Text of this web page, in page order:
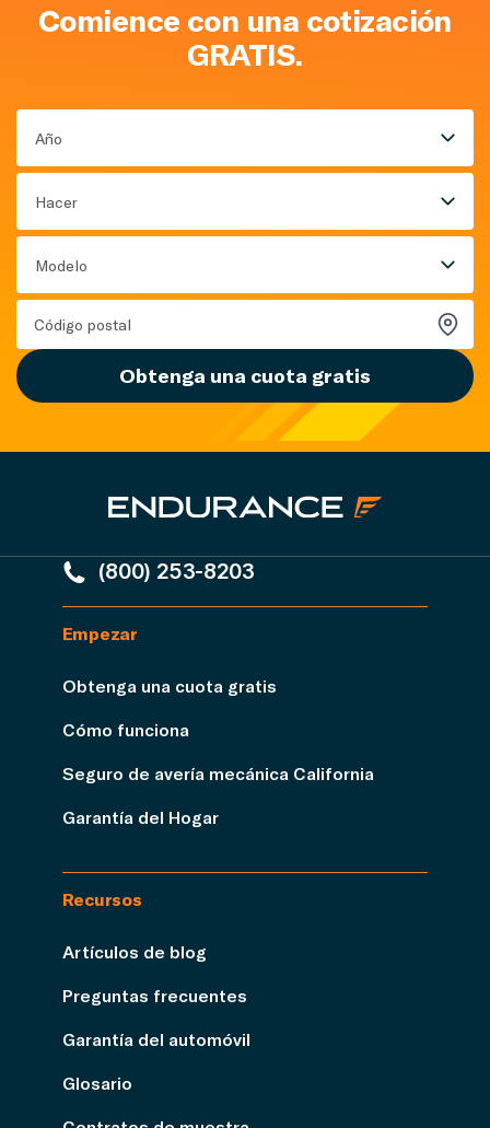
Comience con una cotización
GRATIS.
Año
Hacer
Modelo
Obtenga una cuota gratis
(800) 253-8203
Empezar
Obtenga una cuota gratis
Cómo funciona
Seguro de avería mecánica California
Garantía del Hogar
Recursos
Artículos de blog
Preguntas frecuentes
Garantía del automóvil
Glosario